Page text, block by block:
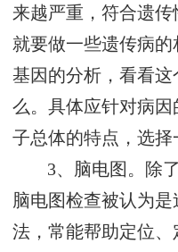
来越严重，符合遗传
就要做一些遗传病
基因的分析，看看
么。具体应针对病
子总体的特点，选择
3、脑电图。除
脑电图检查被认为
法，常能帮助定位